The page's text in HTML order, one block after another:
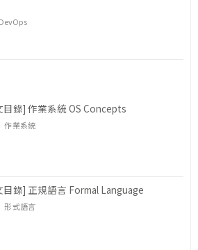
目錄] 作業系統 OS Concepts
作業系統
錄] 正規語言 Formal Language
形式語言